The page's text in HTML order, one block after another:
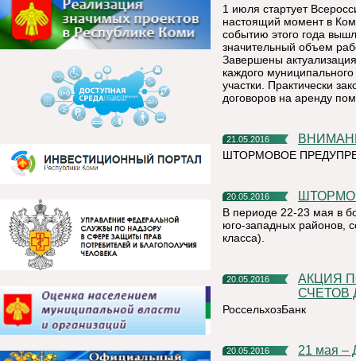
1 июля стартует
настоящий момент в
событию этого года
значительный объем
Завершены
каждого
участки. Практически
договоров на аренду
21.05.2016
ШТОРМОВОЕ
20.05.2016
В периоде 22-23 мая в
юго-западных районов,
класса).
20.05.2016
АКЦИЯ ПО БЕСПЛАТНОМУ ОТКРЫТИЮ РАСЧЕТНЫХ
СЧЕТОВ
РоссельхозБанк
20.05.2016 21 мая